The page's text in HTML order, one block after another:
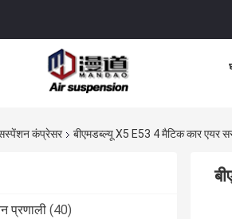
कंप्रेसर बीएमडब्ल्यू X5 E53 4 मैटिक कार
प्रणाली (40)